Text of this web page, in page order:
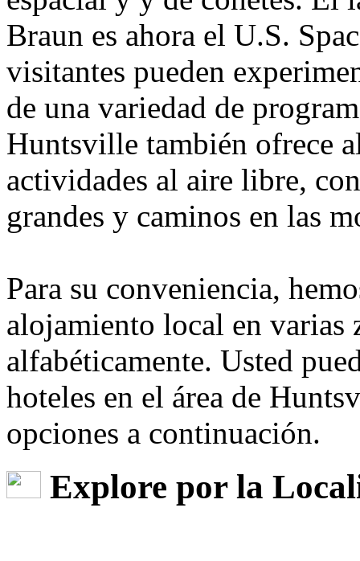
Braun es ahora el U.S.
visitantes pueden
de una variedad de
Huntsville también ofrece
actividades al aire libre,
grandes y caminos en las
Para su conveniencia,
alojamiento local en varias
alfabéticamente. Usted
hoteles en el área de
opciones a continuación.
Explore por la